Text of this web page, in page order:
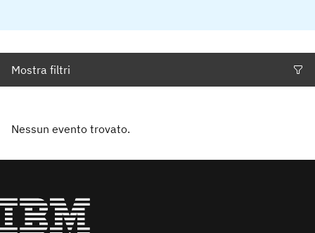
Mostra filtri
Eventi
Nessun evento trovato.